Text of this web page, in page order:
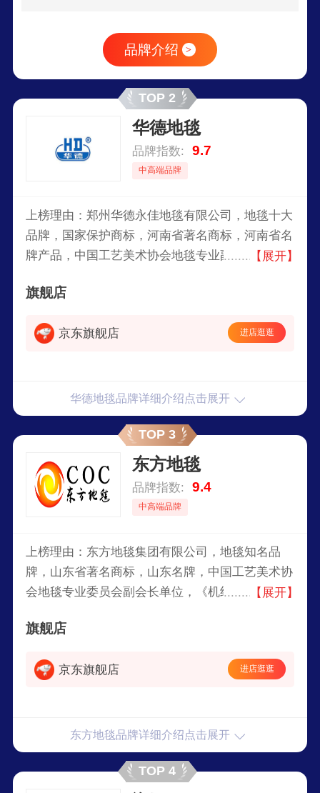
品牌介绍 >
TOP 2
华德地毯
品牌指数: 9.7
中高端品牌
上榜理由：郑州华德永佳地毯有限公司，地毯十大
品牌，国家保护商标，河南省著名商标，河南省名
牌产品，中国工艺美术协会地毯专业副会长，簇绒
品品种最全、销售和服务网络最广的企业之一。
【展开】
旗舰店
京东旗舰店 进店逛逛
华德地毯品牌详细介绍点击展开
TOP 3
东方地毯
品牌指数: 9.4
中高端品牌
上榜理由：东方地毯集团有限公司，地毯知名品
牌，山东省著名商标，山东名牌，中国工艺美术协
会地毯专业委员会副会长单位，《机织地毯》国家
地毯用品供应商。
【展开】
旗舰店
京东旗舰店 进店逛逛
东方地毯品牌详细介绍点击展开
TOP 4